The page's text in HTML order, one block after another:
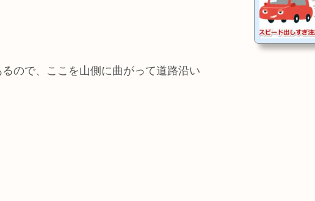
ので、ここを山側に曲がって道路沿い